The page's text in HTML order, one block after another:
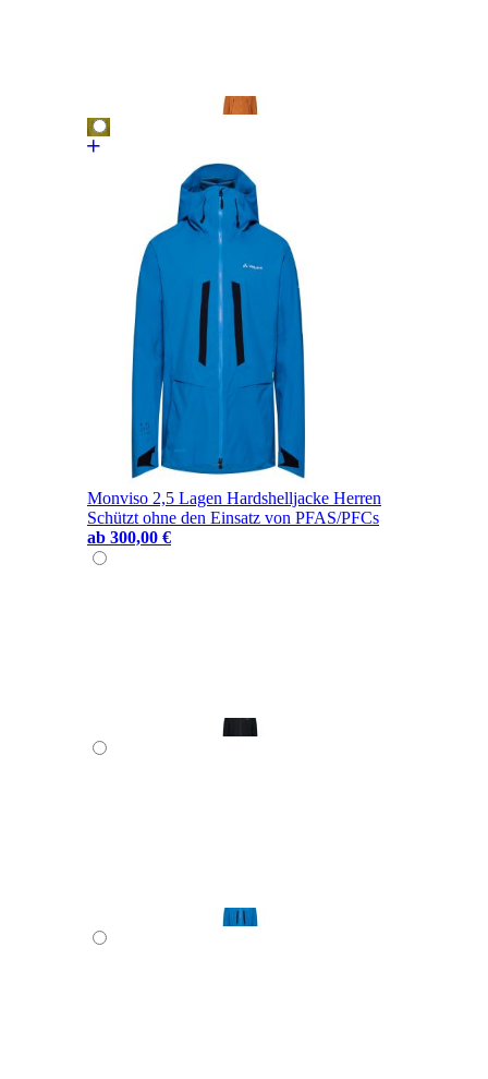
Monviso 2,5 Lagen Hardshelljacke Herren
Schützt ohne den Einsatz von PFAS/PFCs
ab 300,00 €